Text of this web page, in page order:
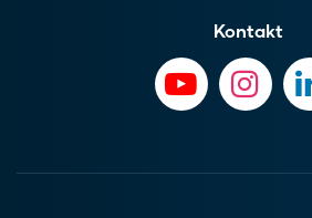
Kontakt